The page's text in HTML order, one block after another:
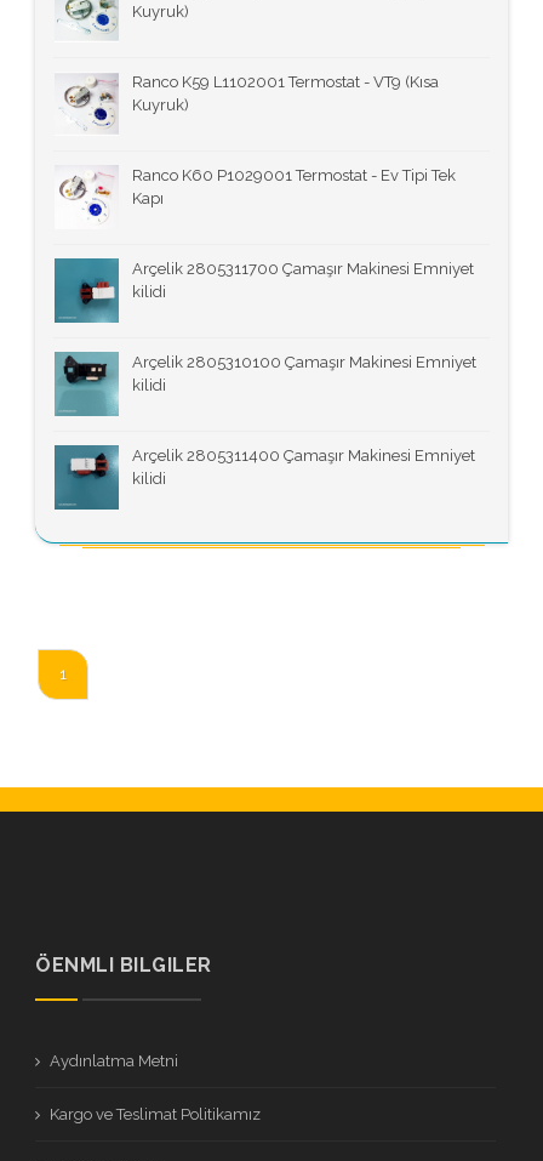
Kuyruk)
Ranco K59 L1102001 Termostat - VT9 (Kısa
Kuyruk)
Ranco K60 P1029001 Termostat - Ev Tipi Tek
Kapı
Arçelik 2805311700 Çamaşır Makinesi Emniyet
kilidi
Arçelik 2805310100 Çamaşır Makinesi Emniyet
kilidi
Arçelik 2805311400 Çamaşır Makinesi Emniyet
kilidi
1
ÖENMLI BILGILER
Aydınlatma Metni
Kargo ve Teslimat Politikamız